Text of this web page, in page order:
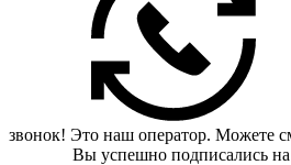
звонок! Это наш оператор. Можете
Вы успешно подписались